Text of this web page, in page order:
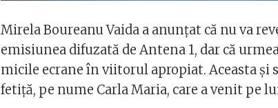
Mirela Boureanu Vaida a anunțat că nu va
emisiunea difuzată de Antena 1, dar că
micile ecrane în viitorul apropiat. Aceasta și
fetiță, pe nume Carla Maria, care a venit pe